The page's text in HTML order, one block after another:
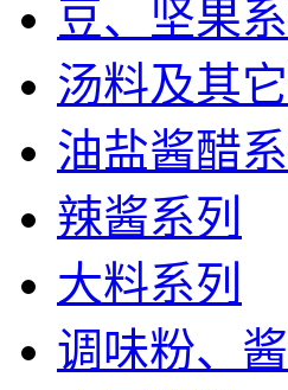
豆、坚果系
汤料及其
油盐酱醋系
辣酱系列
大料系列
调味粉、